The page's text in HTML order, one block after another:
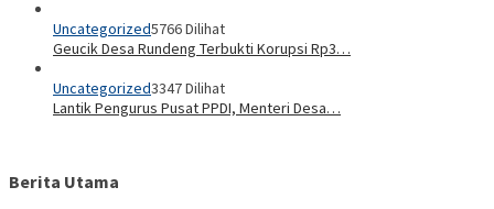
Uncategorized5766 Dilihat
Geucik Desa Rundeng Terbukti Korupsi Rp3…
Uncategorized3347 Dilihat
Lantik Pengurus Pusat PPDI, Menteri Desa…
Berita Utama